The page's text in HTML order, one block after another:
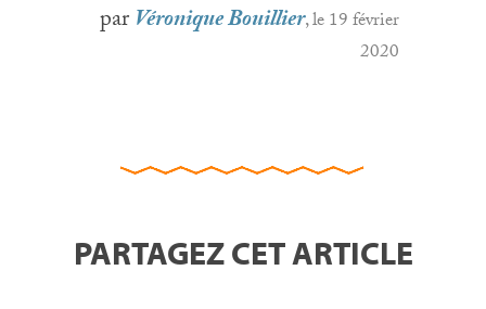
parVéronique Bouillier, le 19 février
2020
PARTAGEZ CET ARTICLE